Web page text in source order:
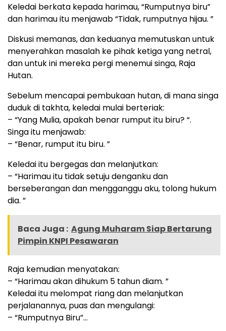
Keledai berkata kepada harimau, “Rumputnya biru”
dan harimau itu menjawab “Tidak, rumputnya hijau. ”
Diskusi memanas, dan keduanya memutuskan untuk
menyerahkan masalah ke pihak ketiga yang netral,
dan untuk ini mereka pergi menemui singa, Raja
Hutan.
Sebelum mencapai pembukaan hutan, di mana singa
duduk di takhta, keledai mulai berteriak:
– “Yang Mulia, apakah benar rumput itu biru? “.
Singa itu menjawab:
– “Benar, rumput itu biru. ”
Keledai itu bergegas dan melanjutkan:
– “Harimau itu tidak setuju denganku dan
berseberangan dan mengganggu aku, tolong hukum
dia. ”
Baca Juga : Agung Muharam Siap Bertarung
Pimpin KNPI Pesawaran
Raja kemudian menyatakan:
– “Harimau akan dihukum 5 tahun diam. ”
Keledai itu melompat riang dan melanjutkan
perjalanannya, puas dan mengulangi:
– “Rumputnya Biru”…